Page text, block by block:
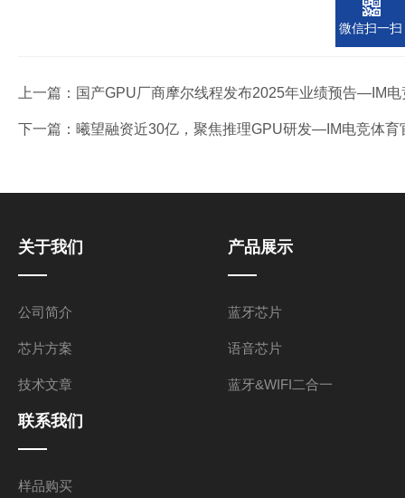
上一篇： 国产GPU厂商摩尔线程发布2025年业绩预告—IM
下一篇： 曦望融资近30亿，聚焦推理GPU研发—IM电竞体育
关于我们
公司简介
芯片方案
技术文章
产品展示
蓝牙芯片
语音芯片
蓝牙&WIFI二合一
联系我们
样品购买
微信扫一扫